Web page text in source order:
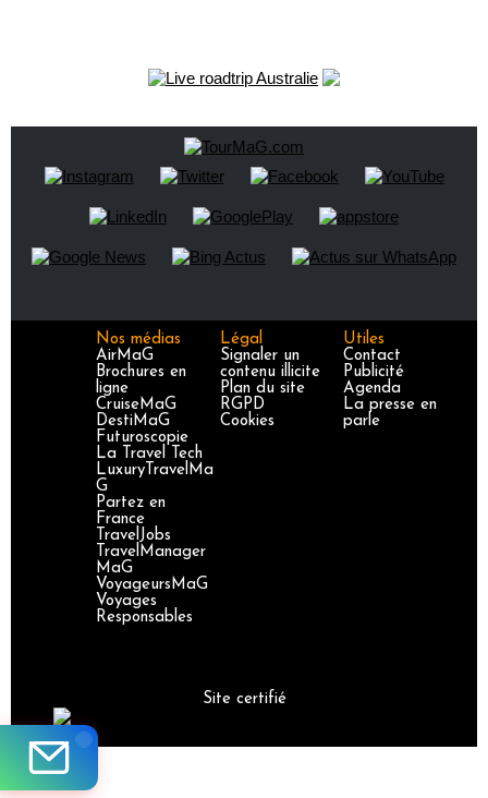
Nos médias
AirMaG
Brochures en
ligne
CruiseMaG
DestiMaG
Futuroscopie
La Travel Tech
LuxuryTravelMa
G
Partez en
France
TravelJobs
TravelManager
MaG
VoyageursMaG
Voyages
Responsables
Légal
Signaler un
contenu illicite
Plan du site
RGPD
Cookies
Utiles
Contact
Publicité
Agenda
La presse en
parle
Site certifié